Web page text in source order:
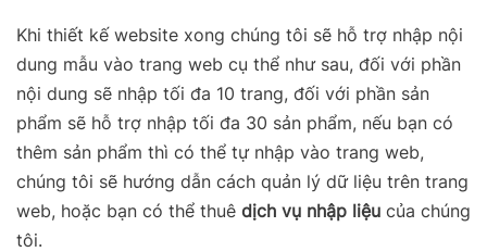
Khi thiết kế website xong chúng tôi sẽ hỗ trợ nhập nội
dung mẫu vào trang web cụ thể như sau, đối với phần
nội dung sẽ nhập tối đa 10 trang, đối với phần sản
phẩm sẽ hỗ trợ nhập tối đa 30 sản phẩm, nếu bạn có
thêm sản phẩm thì có thể tự nhập vào trang web,
chúng tôi sẽ hướng dẫn cách quản lý dữ liệu trên trang
web, hoặc bạn có thể thuê dịch vụ nhập liệu của chúng
tôi.